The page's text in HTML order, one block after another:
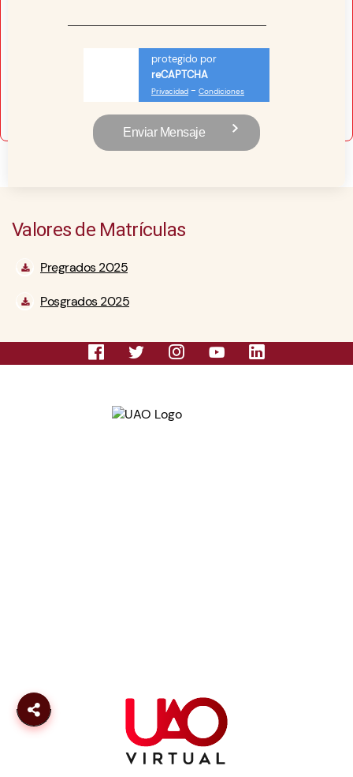
protegido por
reCAPTCHA
Privacidad - Condiciones
Valores de Matrículas
Pregrados 2025
Posgrados 2025